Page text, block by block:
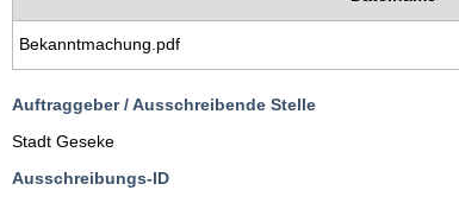
Bekanntmachung.pdf
Auftraggeber / Ausschreibende Stelle
Stadt Geseke
Ausschreibungs-ID